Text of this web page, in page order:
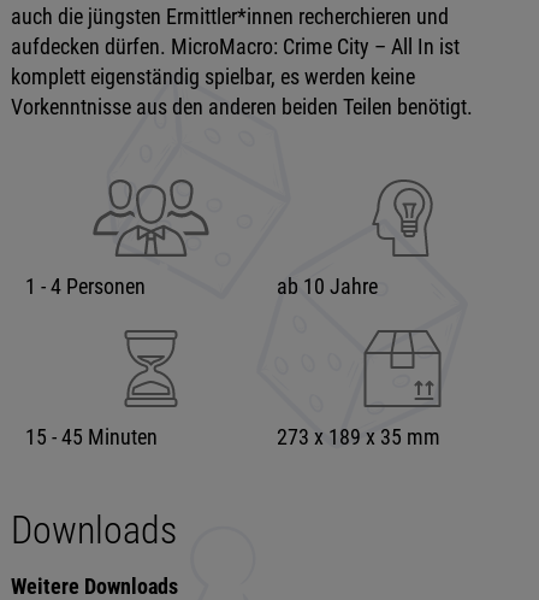
auch die jüngsten Ermittler*innen recherchieren und
aufdecken dürfen. MicroMacro: Crime City – All In ist
komplett eigenständig spielbar, es werden keine
Vorkenntnisse aus den anderen beiden Teilen benötigt.
1 - 4 Personen ab 10 Jahre
15 - 45 Minuten 273 x 189 x 35 mm
Downloads
Weitere Downloads